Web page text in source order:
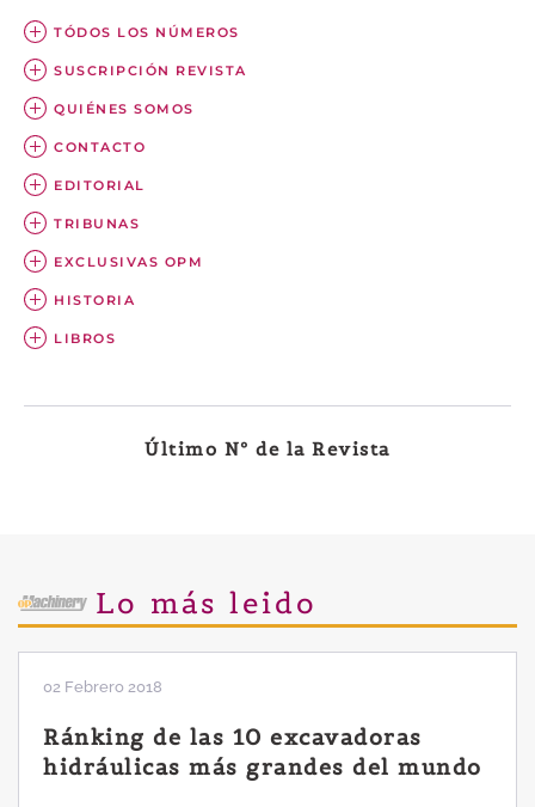
TÓDOS LOS NÚMEROS
SUSCRIPCIÓN REVISTA
QUIÉNES SOMOS
CONTACTO
EDITORIAL
TRIBUNAS
EXCLUSIVAS OPM
HISTORIA
LIBROS
Último Nº de la Revista
Lo más leido
02 Febrero 2018
Ránking de las 10 excavadoras
hidráulicas más grandes del mundo